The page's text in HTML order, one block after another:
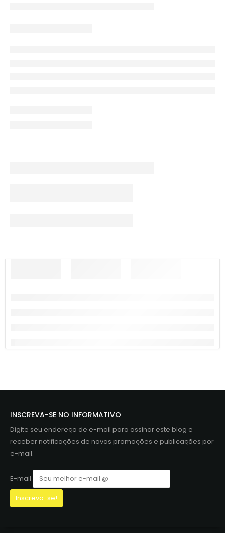
INSCREVA-SE NO INFORMATIVO
Digite seu endereço de e-mail para assinar este blog e
receber notificações de novas promoções e publicações por
e-mail.
E-mail